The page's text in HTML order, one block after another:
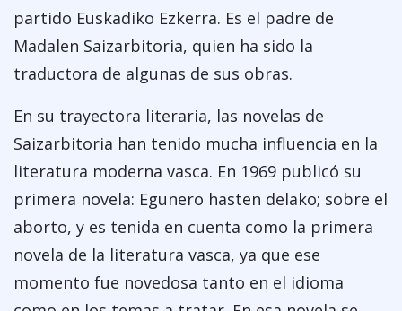
partido Euskadiko Ezkerra. Es el padre de
Madalen Saizarbitoria, quien ha sido la
traductora de algunas de sus obras.
En su trayectora literaria, las novelas de
Saizarbitoria han tenido mucha influencia en la
literatura moderna vasca. En 1969 publicó su
primera novela: Egunero hasten delako; sobre el
aborto, y es tenida en cuenta como la primera
novela de la literatura vasca, ya que ese
momento fue novedosa tanto en el idioma